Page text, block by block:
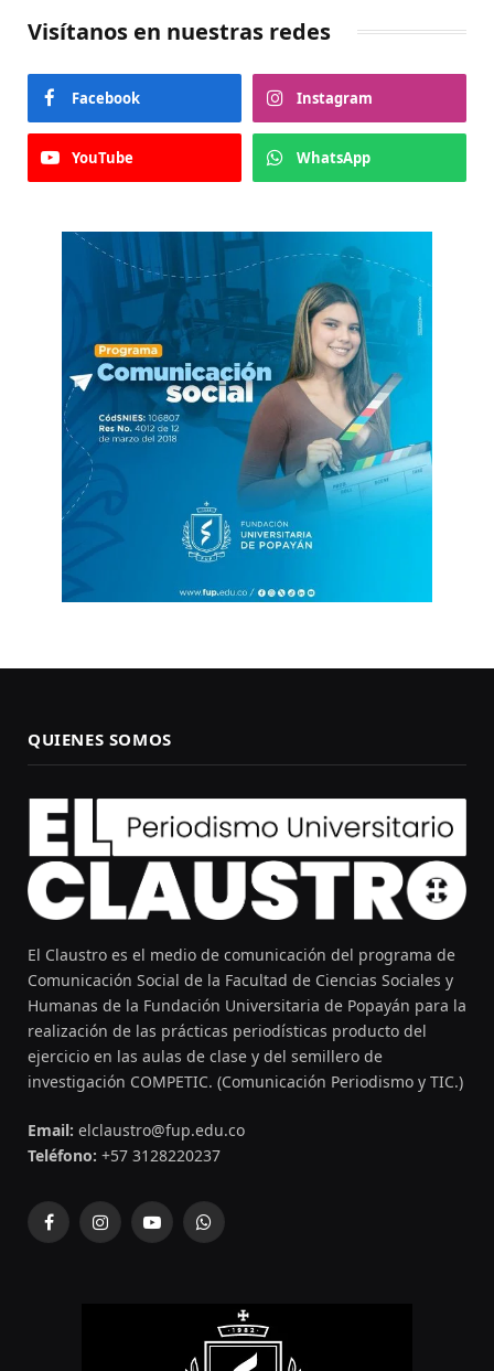
Visítanos en nuestras redes
Facebook Instagram
YouTube WhatsApp
QUIENES SOMOS
El Claustro es el medio de comunicación del programa de
Comunicación Social de la Facultad de Ciencias Sociales y
Humanas de la Fundación Universitaria de Popayán para la
realización de las prácticas periodísticas producto del
ejercicio en las aulas de clase y del semillero de
investigación COMPETIC. (Comunicación Periodismo y TIC.)
Email: elclaustro@fup.edu.co
Teléfono: +57 3128220237
FacebookInstagramYouTubeWhatsApp